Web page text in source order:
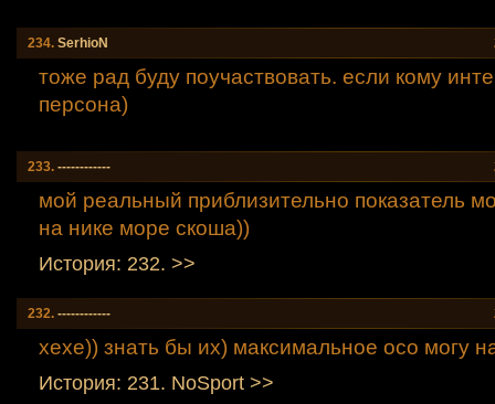
234. SerhioN
тоже рад буду поучаствовать. если кому
персона)
233. ------------
мой реальный приблизительно показатель
на нике море скоша))
История: 232. >>
232. ------------
хехе)) знать бы их) максимальное осо могу
История: 231. NoSport >>